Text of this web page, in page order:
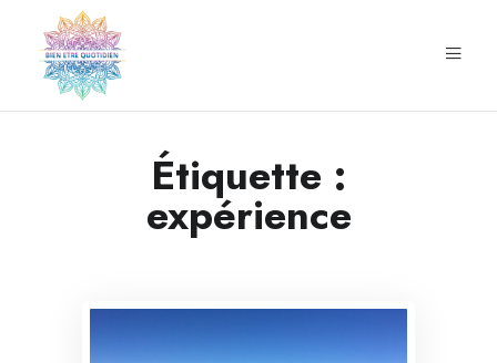
Étiquette :
expérience